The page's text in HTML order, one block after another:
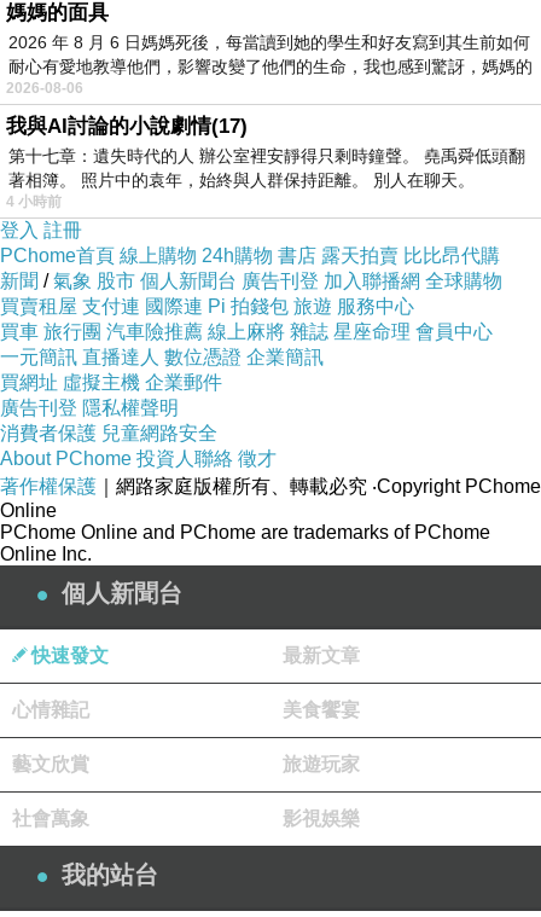
若搭捷運到淡水，總站下車後往河畔走，左手邊大
排水溝旁有棟高腳屋，木屋殘破，已被棄守，屋前
爛泥巴裡水筆仔叢生，漁舟三兩在那兒也不知是停
泊或被擱淺了。
視線往前追蹤，幾幢紅磚建築是英商嘉士洋行倉
庫，昔日廢園經過整頓，如今屋舍儼然，化身文化
園區，氣象聯隊就緊鄰著倉庫用同一道矮牆。過去
常有小兵晚飯過後猴子般翻牆進鬧區溜達，趕著晚
點名前現身，值星官並不多加追問，而今牆頭滾著
一圈圈鐵蒺藜，不假外出怕沒那麼容易了。
再往前走到河邊，想像自己是一株迎客松，背往前
傾，探頭遠眺，可以眺見臨河有一道斜坡直鑽到河
床的停機坪，這裡原是一座水上機場，
12年動工，四年後落成啟用，是台灣僅次於松山機
場的第二座國際機場，每兩週一個航班，往返於橫
襲珍珠港，
日停飛。
氣象聯隊設在這兒並非偶然，因水上機場上方有座
氣候觀測所，也建於昭和
12年，最盛時期曾有二十
多人的編制，現為一人觀測站，日式房舍只剩下了
地基。
年，這裡由陸軍關渡指揮部裝騎部隊接
手管轄。
媽媽的面具
2026 年 8 月 6 日媽媽死後，每當讀到她的學生和好友寫到其生前如何
耐心有愛地教導他們，影響改變了他們的生命，我也感到驚訝，媽媽的
2026-08-06
我與AI討論的小說劇情(17)
第十七章：遺失時代的人 辦公室裡安靜得只剩時鐘聲。 堯禹舜低頭翻
著相簿。 照片中的袁年，始終與人群保持距離。 別人在聊天。
4 小時前
登入 註冊
PChome首頁 線上購物 24h購物 書店 露天拍賣 比比昂代購
新聞 /氣象 股市 個人新聞台 廣告刊登 加入聯播網 全球購物
買賣租屋 支付連 國際連 Pi 拍錢包 旅遊 服務中心
買車 旅行團 汽車險推薦 線上麻將 雜誌 星座命理 會員中心
一元簡訊 直播達人 數位憑證 企業簡訊
買網址 虛擬主機 企業郵件
廣告刊登 隱私權聲明
消費者保護 兒童網路安全
About PChome 投資人聯絡 徵才
著作權保護 ｜網路家庭版權所有、轉載必究 ‧Copyright PChome
Online
PChome Online and PChome are trademarks of PChome
Online Inc.
個人新聞台
快速發文 最新文章
心情雜記 美食饗宴
藝文欣賞 旅遊玩家
社會萬象 影視娛樂
我的站台